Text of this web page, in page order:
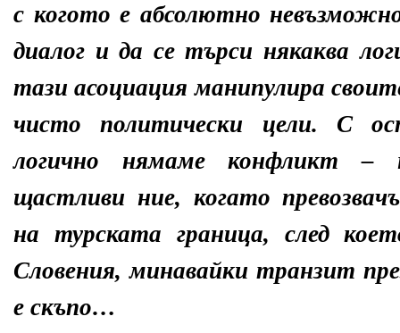
с когото е абсолютно
диалог и да се търси някаква
тази асоциация манипулира
чисто политически цели. С
логично нямаме конфликт
щастливи ние, когато
на турската граница, след
Словения, минавайки транзит
е скъпо…